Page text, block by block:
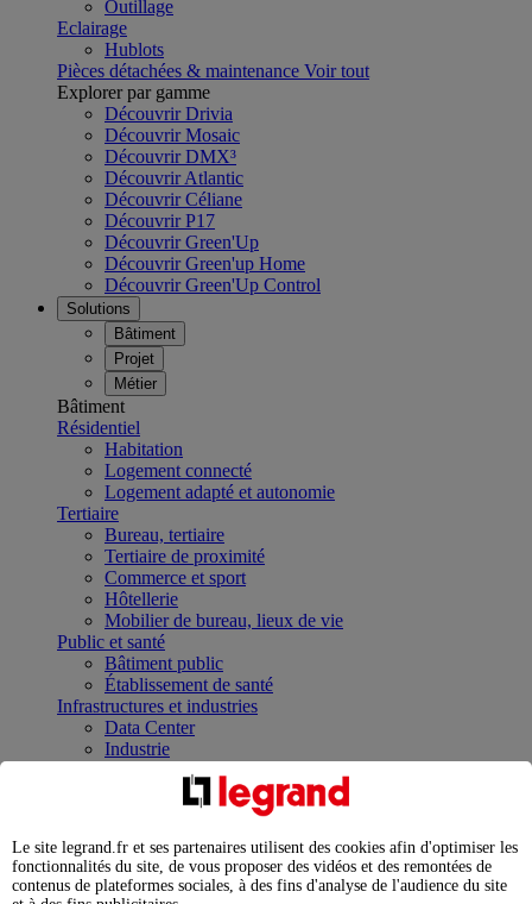
Outillage
Eclairage
Hublots
Pièces détachées & maintenance Voir tout
Explorer par gamme
Découvrir Drivia
Découvrir Mosaic
Découvrir DMX³
Découvrir Atlantic
Découvrir Céliane
Découvrir P17
Découvrir Green'Up
Découvrir Green'up Home
Découvrir Green'Up Control
Solutions
Bâtiment
Projet
Métier
Bâtiment
Résidentiel
Habitation
Logement connecté
Logement adapté et autonomie
Tertiaire
Bureau, tertiaire
Tertiaire de proximité
Commerce et sport
Hôtellerie
Mobilier de bureau, lieux de vie
Public et santé
Bâtiment public
Établissement de santé
Infrastructures et industries
Data Center
Industrie
Infrastructures
Contrôler et planifier le fonctionnement des appareils
Répartir et optimiser son tableau électrique
Legrand Data Center Solutions : concentrer les
expertises au service de vos performances
Le site legrand.fr et ses partenaires utilisent des cookies afin d'optimiser les
fonctionnalités du site, de vous proposer des vidéos et des remontées de
contenus de plateformes sociales, à des fins d'analyse de l'audience du site